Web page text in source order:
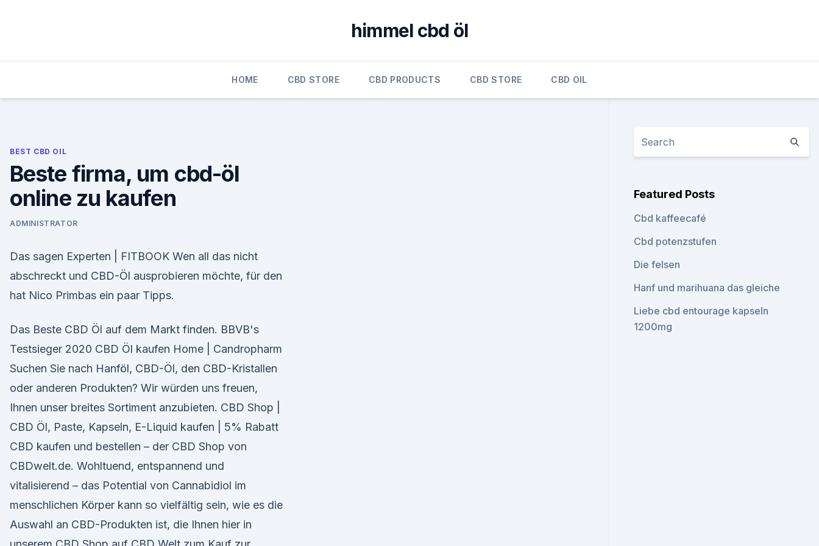
himmel cbd öl
HOME CBD STORE CBD PRODUCTS CBD STORE CBD OIL
BEST CBD OIL
Beste firma, um cbd-öl
online zu kaufen
ADMINISTRATOR
Das sagen Experten | FITBOOK Wen all das nicht
abschreckt und CBD-Öl ausprobieren möchte, für den
hat Nico Primbas ein paar Tipps.
Das Beste CBD Öl auf dem Markt finden. BBVB's
Testsieger 2020 CBD Öl kaufen Home | Candropharm
Suchen Sie nach Hanföl, CBD-Öl, den CBD-Kristallen
oder anderen Produkten? Wir würden uns freuen,
Ihnen unser breites Sortiment anzubieten. CBD Shop |
CBD Öl, Paste, Kapseln, E-Liquid kaufen | 5% Rabatt
CBD kaufen und bestellen – der CBD Shop von
CBDwelt.de. Wohltuend, entspannend und
vitalisierend – das Potential von Cannabidiol im
menschlichen Körper kann so vielfältig sein, wie es die
Auswahl an CBD-Produkten ist, die Ihnen hier in
Featured Posts
Cbd kaffeecafé
Cbd potenzstufen
Die felsen
Hanf und marihuana das gleiche
Liebe cbd entourage kapseln
1200mg